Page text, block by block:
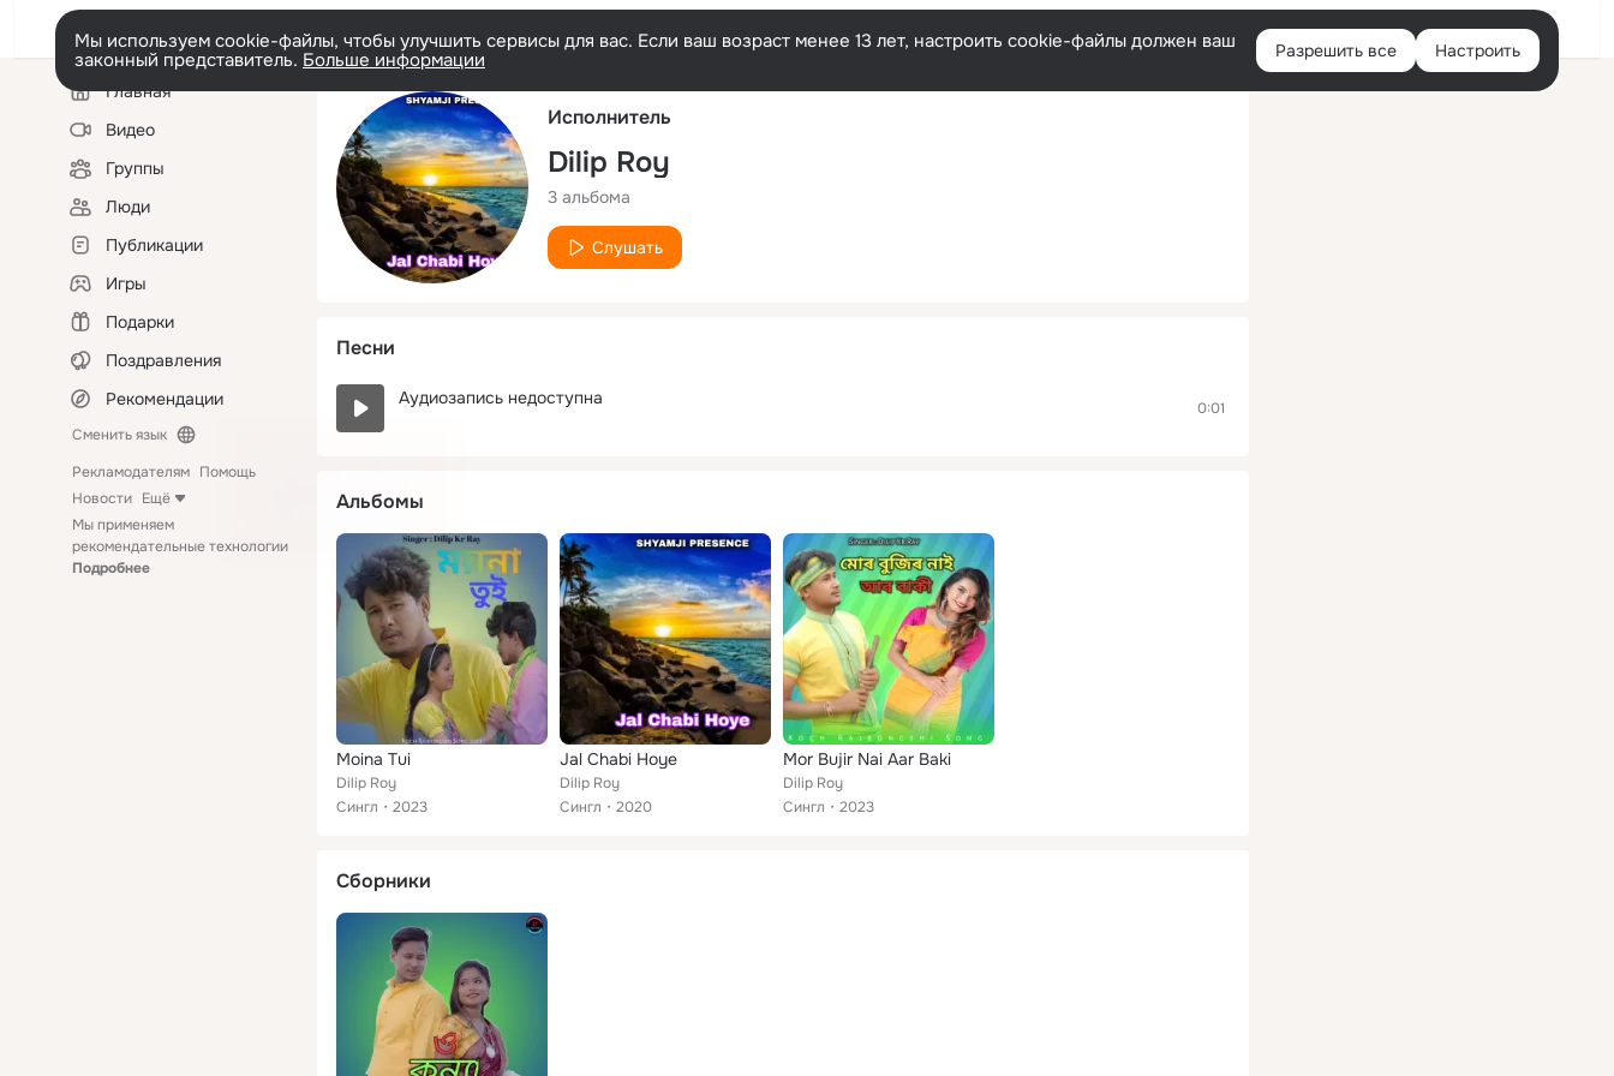
Русский Войти
Мы используем cookie-файлы, чтобы улучшить сервисы для вас. Если ваш возраст менее 13 лет, настроить cookie-файлы должен ваш
законный представитель. Больше информации Разрешить все Настроить
Левая
колонкаГлавная
Видео
Группы
Люди
Публикации
Игры
Подарки
Поздравления
Рекомендации
Сменить язык
Рекламодателям Помощь
Новости Ещё
Мы применяем
рекомендательные технологии
Подробнее
Исполнитель
Dilip Roy
3 альбома
Слушать
Песни
Аудиозапись недоступна 0:01
Альбомы
Moina Tui
Dilip Roy
Сингл
2023
Jal Chabi Hoye
Dilip Roy
Сингл
2020
Mor Bujir Nai Aar Baki
Dilip Roy
Сингл
2023
Сборники